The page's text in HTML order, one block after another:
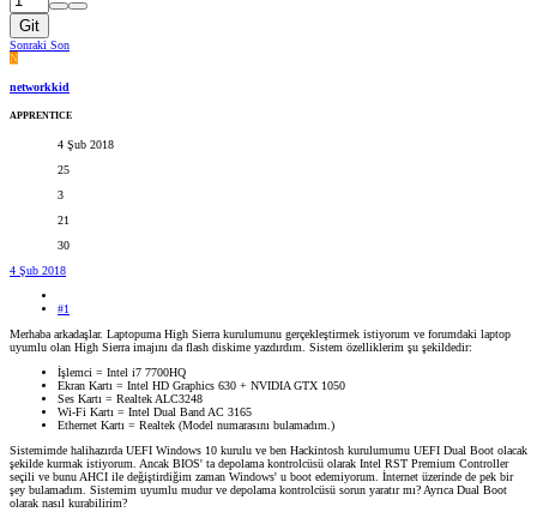
Git
Sonraki Son
N
networkkid
APPRENTICE
4 Şub 2018
25
3
21
30
4 Şub 2018
#1
Merhaba arkadaşlar. Laptopuma High Sierra kurulumunu gerçekleştirmek istiyorum ve forumdaki laptop
uyumlu olan High Sierra imajını da flash diskime yazdırdım. Sistem özelliklerim şu şekildedir:
İşlemci = Intel i7 7700HQ
Ekran Kartı = Intel HD Graphics 630 + NVIDIA GTX 1050
Ses Kartı = Realtek ALC3248
Wi-Fi Kartı = Intel Dual Band AC 3165
Ethernet Kartı = Realtek (Model numarasını bulamadım.)
Sistemimde halihazırda UEFI Windows 10 kurulu ve ben Hackintosh kurulumumu UEFI Dual Boot olacak
şekilde kurmak istiyorum. Ancak BIOS' ta depolama kontrolcüsü olarak Intel RST Premium Controller
seçili ve bunu AHCI ile değiştirdiğim zaman Windows' u boot edemiyorum. İnternet üzerinde de pek bir
şey bulamadım. Sistemim uyumlu mudur ve depolama kontrolcüsü sorun yaratır mı? Ayrıca Dual Boot
olarak nasıl kurabilirim?